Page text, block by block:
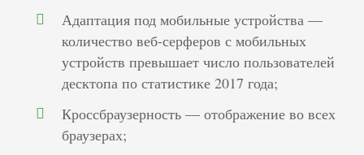
Адаптация под мобильные устройства —
количество веб-серферов с мобильных
устройств превышает число пользователей
десктопа по статистике 2017 года;
Кроссбраузерность — отображение во всех
браузерах;